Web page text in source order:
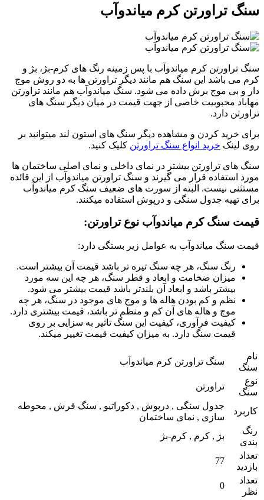
سنگ تراورتن کرم میاندوآب
سنگ تراورتن کرم میاندوآب با پس زمینه رنگ های کرم-بژ، بژ و
کرم می باشد این سنگ هم مانند دیگر تراورتن ها به دو روش موج
دار و بی موج برش داده می شود. سنگ میاندوآب هم مانند تراورتن
مهاباد محبوبیت خاصی از جهت قیمت در میان دیگر سنگ های
تراورتن دارد.
برای خرید کردن و مشاهده دیگر سنگ های استون لند میتوانید بر
روی لینک خرید انواع سنگ تراورتن کلیک کنید.
سنگ های تراورتن بیشتر در نمای داخلی و نمای اصلی ساختمان ها
مورد استفاده قرار می گیرند و سنگ تراورتن میاندوآب از این قائده
مستثنی نیست. البته از سورت های ضعیف سنگ کرم میاندوآب
برای تهیه جدول سنگی و درپوش استفاده میکنند.
قیمت سنگ کرم میاندوآب نوع تراورتن:
قیمت سنگ میاندوآب به عوامل زیر بستگی دارد:
رنگ سنگ، هر چه سنگ تیره تر باشد قیمت آن بیشتر است.
میزان ضخامت و ابعاد و قطر سنگ، هر چه این سه مورد
بیشتر باشد و ابعاد آن بلندتر باشد قیمت بیشتر می شود.
نظم و کم بودن هاله ها و موج های موجود در سنگ، هر چه
موج و هاله های آن کم و منظم تر باشد، قیمت بیشتری دارد.
کیفیت فرآوری، کیفیت این سنگ تاثیر به سزایی بر روی
قیمت سنگ دارد. به میزان کیفیت قیمت تغییر میکند.
نام
سنگ
سنگ تراورتن کرم میاندوآب
نوع
سنگ
تراورتن
کاربرد
جدول سنگی , درپوش , دکوراتیو , سنگ فرش , محوطه
سازی , نمای ساختمان
رنگ
بندی
بژ , کرم , کرم-بژ
تعداد
بازدید
77
تعداد
نظر
0